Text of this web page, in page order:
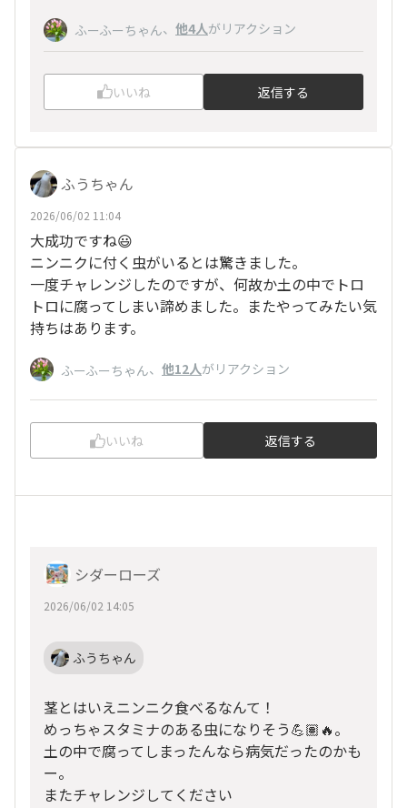
ふーふーちゃん、 他4人がリアクション
いいね 返信する
ふうちゃん
2026/06/02 11:04
大成功ですね😃
ニンニクに付く虫がいるとは驚きました。
一度チャレンジしたのですが、何故か土の中でトロ
トロに腐ってしまい諦めました。またやってみたい気
持ちはあります。
ふーふーちゃん、 他12人がリアクション
いいね 返信する
シダーローズ
2026/06/02 14:05
ふうちゃん
茎とはいえニンニク食べるなんて！
めっちゃスタミナのある虫になりそう💪🏽🔥。
土の中で腐ってしまったんなら病気だったのかも
ー。
またチャレンジしてください